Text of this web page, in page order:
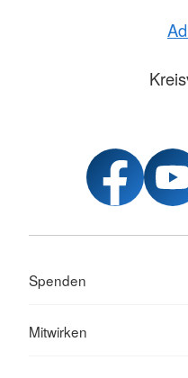
Spenden
Mitwirken